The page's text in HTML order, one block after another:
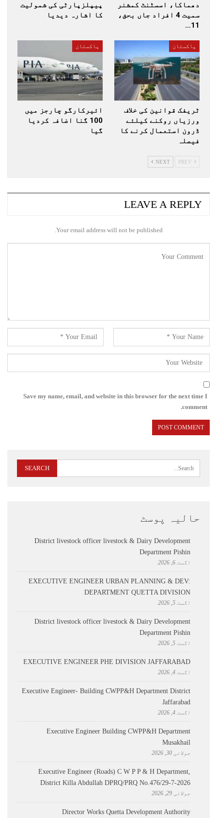
دھماکا، اسسٹنٹ کمشنر
سمیت 4 افراد جاں بحق،
11…
پیپلزپارٹی کی شمولیت
کا اشارہ دیدیا
پاکستان
ٹریفک قوانین کی خلاف
ورزیاں روکنے کیلئے
ڈرون استعمال کرنے کا
فیصلہ
پاکستان
ائیرکارگو چارجز میں
100 گنا اضافہ کردیا
گیا
NEXT
LEAVE A REPLY
Your email address will not be published.
Save my name, email, and website in this browser for the next time I
comment.
حالیہ پوسٹ
District livestock officer livestock & Dairy Development
Department Pishin
اگست 6, 2026
EXECUTIVE ENGINEER URBAN PLANNING & DEV:
DEPARTMENT QUETTA DIVISION
اگست 5, 2026
District livestock officer livestock & Dairy Development
Department Pishin
اگست 5, 2026
EXECUTIVE ENGINEER PHE DIVISION JAFFARABAD
اگست 4, 2026
Executive Engineer- Building CWPP&H Department District
Jaffarabad
اگست 4, 2026
Executive Engineer Building CWPP&H Department
Musakhail
جولائی 30, 2026
Executive Engineer (Roads) C W P P & H Department,
District Killa Abdullah ​DPRQ/PRQ No.476/29-7-2026
جولائی 29, 2026
Director Works Quetta Development Authority